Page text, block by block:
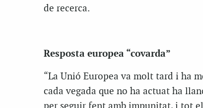
de recerca.
Resposta europea “covarda”
“La Unió Europea va molt tard i ha
cada vegada que no ha actuat ha